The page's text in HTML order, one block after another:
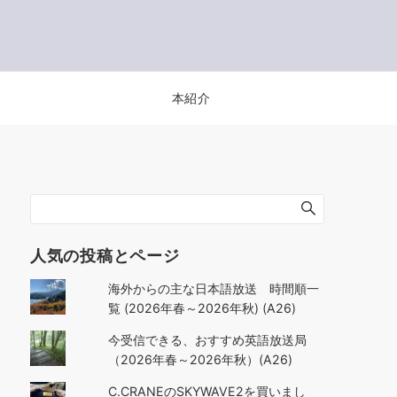
本紹介
人気の投稿とページ
海外からの主な日本語放送 時間順一
覧 (2026年春～2026年秋) (A26)
今受信できる、おすすめ英語放送局
（2026年春～2026年秋）(A26)
C.CRANEのSKYWAVE2を買いまし